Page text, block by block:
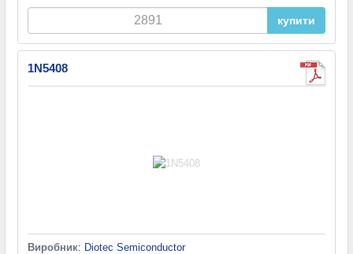
купити
1N5408
Виробник: Diotec Semiconductor